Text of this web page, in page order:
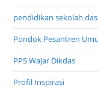
pendidikan sekolah
Pondok Pesantren
PPS Wajar Dikdas
Profil Inspirasi